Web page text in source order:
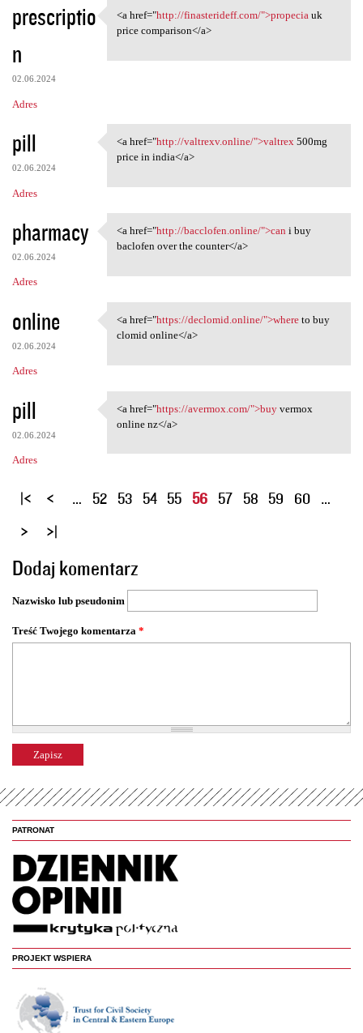
prescriptio
n
02.06.2024
Adres
<a href="http://finasterideff
<a href="http://finasterideff.com/">propeciauk
price comparison</a>
pill
02.06.2024
Adres
<a href="http://valtrexv
<a href="http://valtrexv.online/">valtrex500mg
price in india</a>
pharmacy
02.06.2024
Adres
<a href="http://bacclofen
<a href="http://bacclofen.online/">can i buy
baclofen over the counter</a>
online
02.06.2024
Adres
<a href="https://declomid
<a href="https://declomid.online/">whereto buy
clomid online</a>
pill
02.06.2024
Adres
<a href="https://avermox.com/
<a href="https://avermox.com/">buyvermox
online nz</a>
S
o
n
y
… 52 53 54 55 56 57 58 59 60 …
Dodaj komentarz
Nazwisko lub pseudonim
Treść Twojego komentarza *
PATRONAT
PROJEKT WSPIERA